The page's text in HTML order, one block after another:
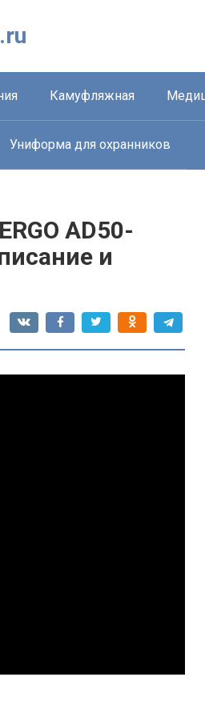
Камуфляжная
Униформа для охранников
AD50-
и